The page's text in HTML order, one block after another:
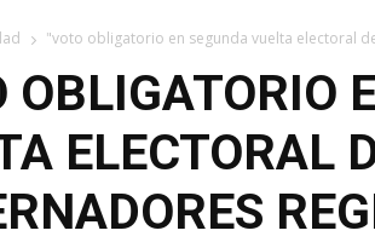
"voto obligatorio en segunda vuelta electoral
OBLIGATORIO
ELECTORAL